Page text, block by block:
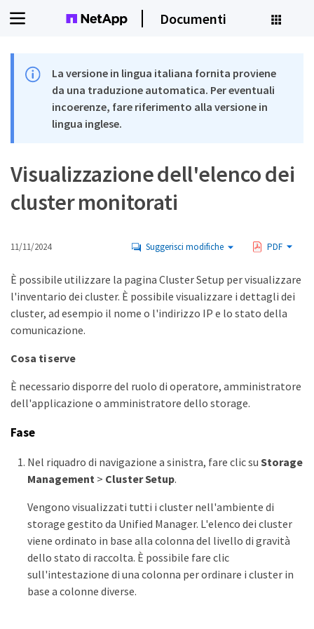
Documenti
La versione in lingua italiana fornita proviene
da una traduzione automatica. Per eventuali
incoerenze, fare riferimento alla versione in
lingua inglese.
Visualizzazione dell'elenco dei
cluster monitorati
11/11/2024 Suggerisci modifiche PDF
È possibile utilizzare la pagina Cluster Setup per visualizzare
l'inventario dei cluster. È possibile visualizzare i dettagli dei
cluster, ad esempio il nome o l'indirizzo IP e lo stato della
comunicazione.
Cosa ti serve
È necessario disporre del ruolo di operatore, amministratore
dell'applicazione o amministratore dello storage.
Fase
Nel riquadro di navigazione a sinistra, fare clic su Storage
Management > Cluster Setup.
Vengono visualizzati tutti i cluster nell'ambiente di
storage gestito da Unified Manager. L'elenco dei cluster
viene ordinato in base alla colonna del livello di gravità
dello stato di raccolta. È possibile fare clic
sull'intestazione di una colonna per ordinare i cluster in
base a colonne diverse.